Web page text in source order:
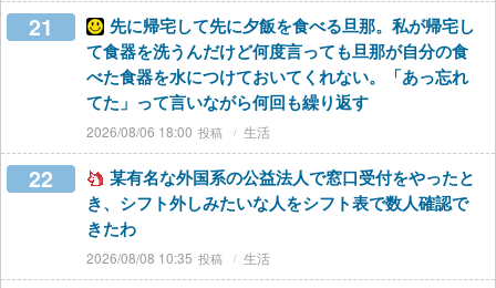
21
先に帰宅して先に夕飯を食べる旦那。私が帰宅し
て食器を洗うんだけど何度言っても旦那が自分の食
べた食器を水につけておいてくれない。「あっ忘れ
てた」って言いながら何回も繰り返す
2026/08/06 18:00 生活
22
某有名な外国系の公益法人で窓口受付をやったと
き、シフト外しみたいな人をシフト表で数人確認で
きたわ
2026/08/08 10:35 生活